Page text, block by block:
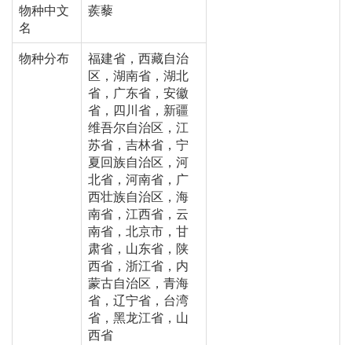
物种中文
名
蒺藜
物种分布
福建省，西藏自治
区，湖南省，湖北
省，广东省，安徽
省，四川省，新疆
维吾尔自治区，江
苏省，吉林省，宁
夏回族自治区，河
北省，河南省，广
西壮族自治区，海
南省，江西省，云
南省，北京市，甘
肃省，山东省，陕
西省，浙江省，内
蒙古自治区，青海
省，辽宁省，台湾
省，黑龙江省，山
西省